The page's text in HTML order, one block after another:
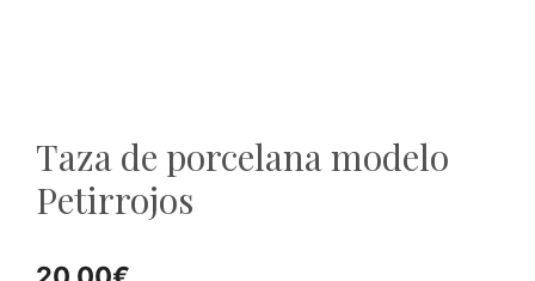
Taza de porcelana modelo
Petirrojos